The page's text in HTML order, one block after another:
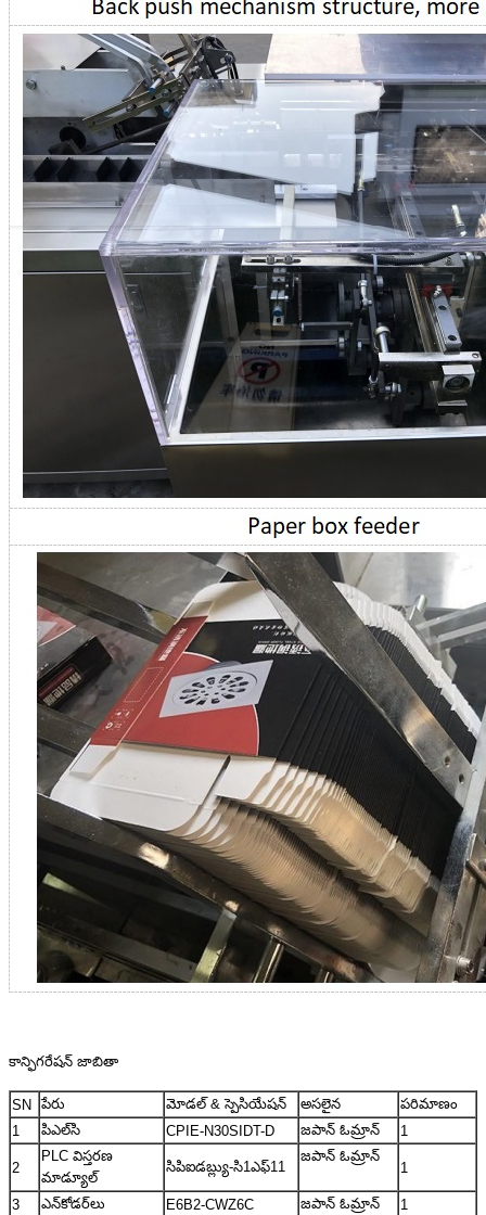
కాన్ఫిగరేషన్ జాబితా
SN పేరు మోడల్ & స్పెసియేషన్ అసలైన
పరిమాణం
1
పిఎల్‌సి CPIE-N30SIDT-D జపాన్ ఓమ్రాన్ 1
2
PLC విస్తరణ
మాడ్యూల్
సిపిఐడబ్ల్యు-సి1ఎఫ్11
జపాన్ ఓమ్రాన్
1
3 ఎన్‌కోడర్‌లు E6B2-CWZ6C జపాన్ ఓమ్రాన్
1